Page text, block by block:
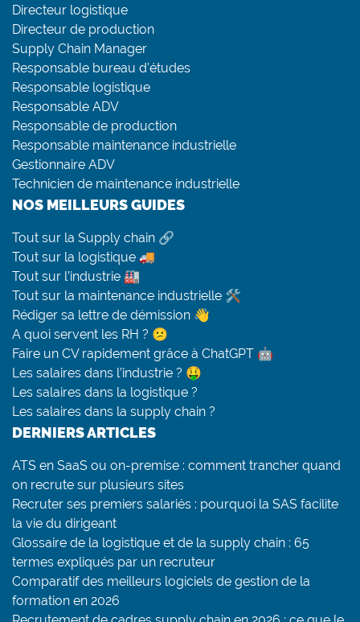
Directeur logistique
Directeur de production
Supply Chain Manager
Responsable bureau d’études
Responsable logistique
Responsable ADV
Responsable de production
Responsable maintenance industrielle
Gestionnaire ADV
Technicien de maintenance industrielle
NOS MEILLEURS GUIDES
Tout sur la Supply chain 🔗
Tout sur la logistique 🚚
Tout sur l’industrie 🏭
Tout sur la maintenance industrielle 🛠
Rédiger sa lettre de démission 👋
A quoi servent les RH ? 😕
Faire un CV rapidement grâce à ChatGPT 🤖
Les salaires dans l’industrie ? 🤑
Les salaires dans la logistique ?
Les salaires dans la supply chain ?
DERNIERS ARTICLES
ATS en SaaS ou on-premise : comment trancher quand
on recrute sur plusieurs sites
Recruter ses premiers salariés : pourquoi la SAS facilite
la vie du dirigeant
Glossaire de la logistique et de la supply chain : 65
termes expliqués par un recruteur
Comparatif des meilleurs logiciels de gestion de la
formation en 2026